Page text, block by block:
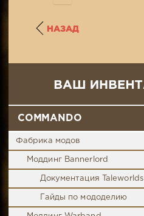
НАЗАД
COMMANDO
Фабрика модов
Моддинг Bannerlord
Документация Taleworlds
Гайды по мододелию